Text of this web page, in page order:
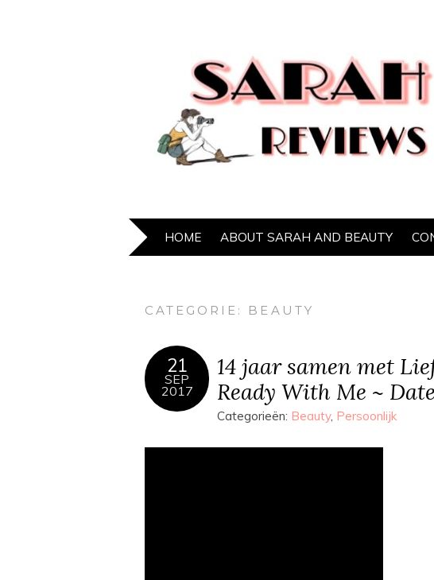
HOME ABOUT SARAH AND BEAUTY
CATEGORIE: BEAUTY
21
SEP
2017
14 jaar samen met
Ready With Me ~
Categorieën: Beauty, Persoonlijk